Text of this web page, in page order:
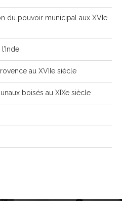
du pouvoir municipal aux XVIe
au XVIIe siècle
boisés au XIXe siècle